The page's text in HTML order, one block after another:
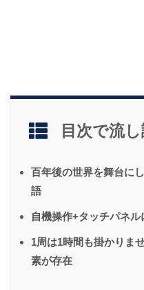
目次で流
百年後の世界を舞台に
語
自機操作+タッチパネ
1周は1時間も掛かりま
素が存在